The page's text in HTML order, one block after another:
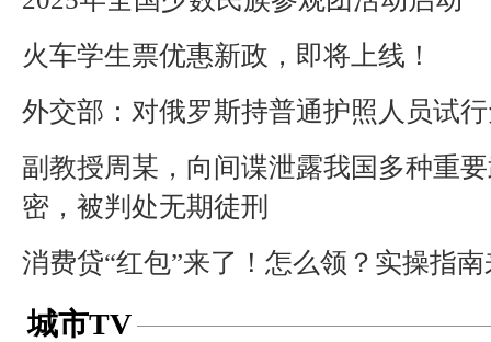
火车学生票优惠新政，即将上线！
外交部：对俄罗斯持普通护照人员试
副教授周某，向间谍泄露我国多种重
密，被判处无期徒刑
消费贷“红包”来了！怎么领？实操指
城市TV